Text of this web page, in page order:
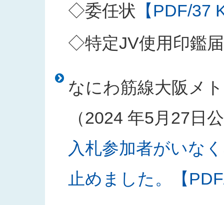
◇委任状 【PDF/37
◇特定JV使用印鑑届
なにわ筋線大阪メ
（2024 年5月27日
入札参加者がいな
止めました。【